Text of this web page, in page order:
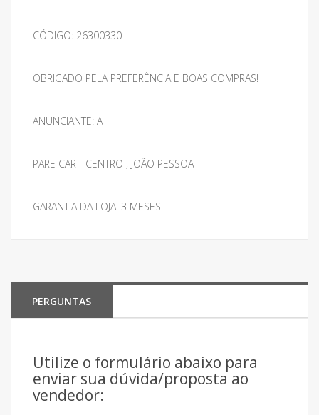
CÓDIGO: 26300330
OBRIGADO PELA PREFERÊNCIA E BOAS COMPRAS!
ANUNCIANTE: A
PARE CAR - CENTRO , JOÃO PESSOA
GARANTIA DA LOJA: 3 MESES
PERGUNTAS
Utilize o formulário abaixo para
enviar sua dúvida/proposta ao
vendedor: